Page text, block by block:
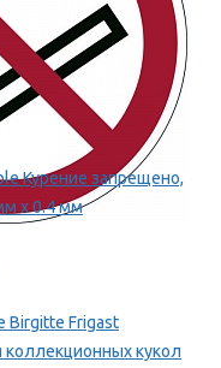
Курение запрещено,
х 0.4 мм
Birgitte Frigast
коллекционных кукол